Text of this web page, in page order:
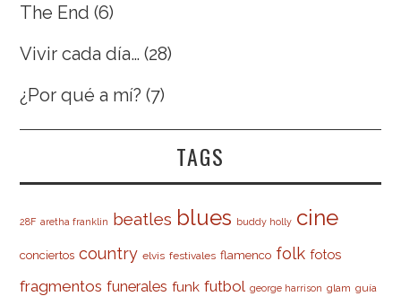
The End (6)
Vivir cada día… (28)
¿Por qué a mí? (7)
TAGS
28F aretha franklin beatles blues buddy holly cine
conciertos country elvis festivales flamenco folk fotos
fragmentos funerales funk futbol george harrison glam guía